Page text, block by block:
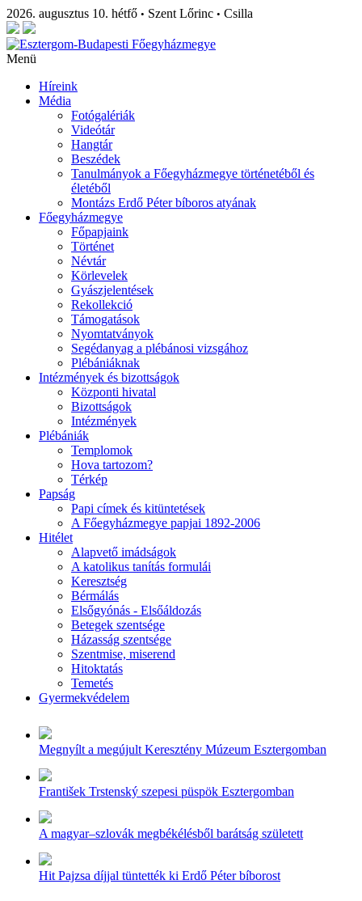
2026. augusztus 10. hétfő • Szent Lőrinc • Csilla
Menü
Híreink
Média
Fotógalériák
Videótár
Hangtár
Beszédek
Tanulmányok a Főegyházmegye történetéből és
életéből
Montázs Erdő Péter bíboros atyának
Főegyházmegye
Főpapjaink
Történet
Névtár
Körlevelek
Gyászjelentések
Rekollekció
Támogatások
Nyomtatványok
Segédanyag a plébánosi vizsgához
Plébániáknak
Intézmények és bizottságok
Központi hivatal
Bizottságok
Intézmények
Plébániák
Templomok
Hova tartozom?
Térkép
Papság
Papi címek és kitüntetések
A Főegyházmegye papjai 1892-2006
Hitélet
Alapvető imádságok
A katolikus tanítás formulái
Keresztség
Bérmálás
Elsőgyónás - Elsőáldozás
Betegek szentsége
Házasság szentsége
Szentmise, miserend
Hitoktatás
Temetés
Gyermekvédelem
Megnyílt a megújult Keresztény Múzeum Esztergomban
František Trstenský szepesi püspök Esztergomban
A magyar–szlovák megbékélésből barátság született
Hit Pajzsa díjjal tüntették ki Erdő Péter bíborost